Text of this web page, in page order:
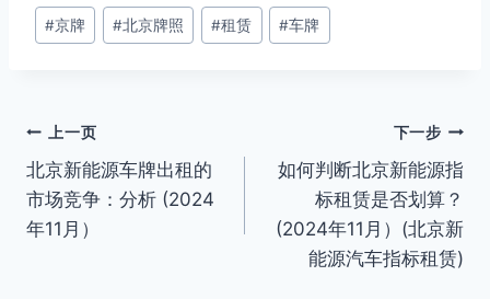
文
章
#京牌 #北京牌照 #租赁 #车牌
文
章
导
上一页
北京新能源车牌出租的
市场竞争：分析 (2024
年11月）
下一步
如何判断北京新能源指
标租赁是否划算？
(2024年11月）(北京新
能源汽车指标租赁)